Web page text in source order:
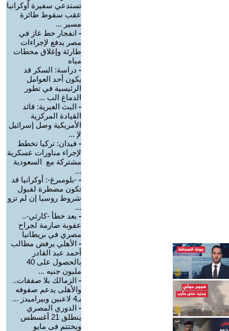
تستدعي سفيرة أوكرانيا
عقب سقوط طائرة
مسير ...
- انفجار خط غاز في
مصر يدفع لإجراءات
طارئة وإغلاق محطات
مياه
- دراسة: السكر قد
يكون أحد العوامل
الرئيسية في تطور
الدماغ الب ...
- البث العبرية: قائد
القيادة المركزية
الأمريكية وصل إسرائيل
لإ ...
- فيدان: تركيا تخطط
لإجراء مناورات عسكرية
مشتركة مع السعودية
...
- -بلومبرغ-: أوكرانيا قد
تكون مضطرة لقبول
شروط روسيا إن لم تزو
...
- بعد خطأ -كارثي-..
عقوبة صارمة لجراح
مصري في بريطانيا
- الأهلي يرفض مطالب
أحمد عبد القادر
بالحصول على 40
مليون جنيه ...
- الزمالك بلا صفقات..
والأهلى يدعم صفوفه
بـ4 لاعبين وبيراميدز ...
- الدوري المصري
ينطلق 21 أغسطس
ويختتم فى مايو